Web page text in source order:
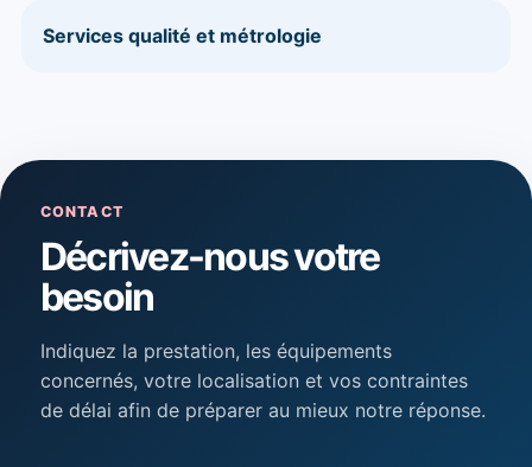
Services qualité et métrologie
CONTACT
Décrivez-nous votre
besoin
Indiquez la prestation, les équipements
concernés, votre localisation et vos contraintes
de délai afin de préparer au mieux notre réponse.